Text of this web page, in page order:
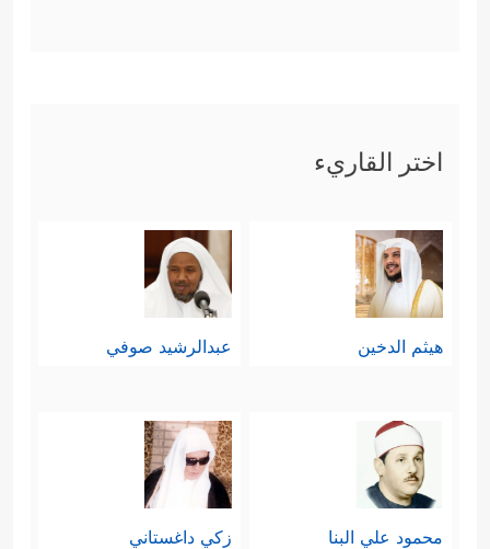
اختر القاريء
هيثم الدخين عبدالرشيد صوفي
محمود علي البنا زكي داغستاني